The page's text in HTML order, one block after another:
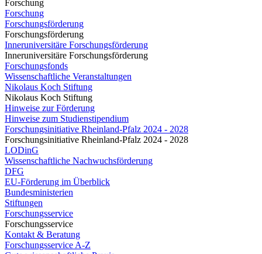
Forschung
Forschung
Forschungsförderung
Forschungsförderung
Inneruniversitäre Forschungsförderung
Inneruniversitäre Forschungsförderung
Forschungsfonds
Wissenschaftliche Veranstaltungen
Nikolaus Koch Stiftung
Nikolaus Koch Stiftung
Hinweise zur Förderung
Hinweise zum Studienstipendium
Forschungsinitiative Rheinland-Pfalz 2024 - 2028
Forschungsinitiative Rheinland-Pfalz 2024 - 2028
LODinG
Wissenschaftliche Nachwuchsförderung
DFG
EU-Förderung im Überblick
Bundesministerien
Stiftungen
Forschungsservice
Forschungsservice
Kontakt & Beratung
Forschungsservice A-Z